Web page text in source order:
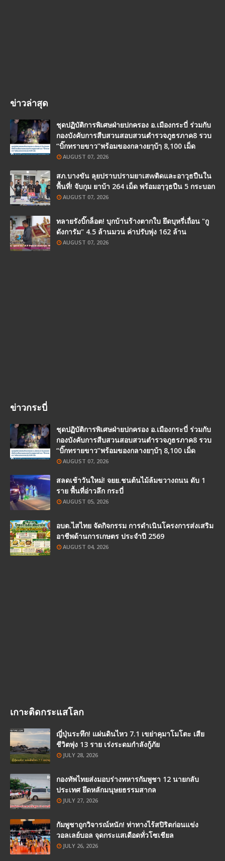
ข่าวล่าสุด
ชุดปฏิบัติการพิเศษฝ่ายปกครอง อ.เมืองกระบี่ ร่วมกับ
กองบังคับการสืบสวนสอบสวนตำรวจภูธรภาค8 รวบ
“บิ๊กทรายขาว”พร้อมของกลางยๅบ้ๅ 8,100 เม็ด
AUGUST 07, 2026
สภ.บางขัน ลุยปราบปรามยาเสwติดและอาวุธปืนใน
พื้นที่! จับกุม ยาบ้า 264 เม็ด พร้อมอๅวุธปืน 5 กระบอก
AUGUST 07, 2026
ทลายรังบิ๊กล็อต! บุกบ้านร้างตากใบ ยึดบุหรี่เถื่อน "กู
ดังการัม" 4.5 ล้านมวน ค่าปรับพุ่ง 162 ล้าน
AUGUST 07, 2026
ข่าวกระบี่
ชุดปฏิบัติการพิเศษฝ่ายปกครอง อ.เมืองกระบี่ ร่วมกับ
กองบังคับการสืบสวนสอบสวนตำรวจภูธรภาค8 รวบ
“บิ๊กทรายขาว”พร้อมของกลางยๅบ้ๅ 8,100 เม็ด
AUGUST 07, 2026
สลดเช้าวันใหม่! จยย.ชนต้นไม้ล้มขวางถนน ดับ 1
ราย พื้นที่อ่าวลึก กระบี่
AUGUST 05, 2026
อบต.ไสไทย จัดกิจกรรม การดำเนินโครงการส่งเสริม
อาชีพด้านการเกษตร ประจำปี 2569
AUGUST 04, 2026
เกาะติดกระแสโลก
ญี่ปุ่นระทึก! แผ่นดินไหว 7.1 เขย่าคุมาโมโตะ เสีย
ชีวิตพุ่ง 13 ราย เร่งระดมกำลังกู้ภัย
JULY 28, 2026
กองทัพไทยส่งมอบร่างทหารกัมพูชา 12 นายกลับ
ประเทศ ยึดหลักมนุษยธรรมสากล
JULY 27, 2026
กัมพูชาถูกวิจารณ์หนัก! ท่าทางไร้สปิริตก่อนแข่ง
วอลเลย์บอล จุดกระแสเดือดทั่วโซเชียล
JULY 26, 2026